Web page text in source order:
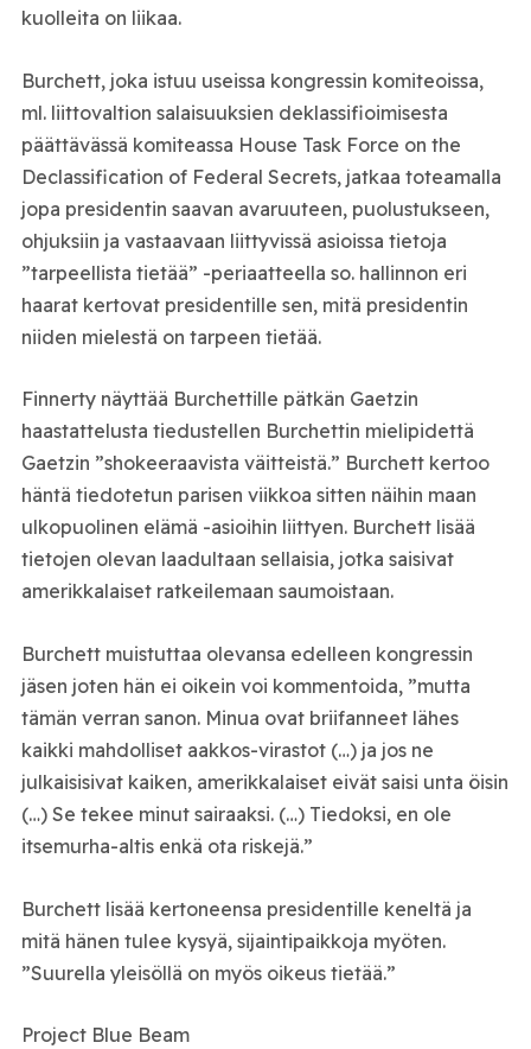
kuolleita on liikaa.
Burchett, joka istuu useissa kongressin komiteoissa,
ml. liittovaltion salaisuuksien deklassifioimisesta
päättävässä komiteassa House Task Force on the
Declassification of Federal Secrets, jatkaa toteamalla
jopa presidentin saavan avaruuteen, puolustukseen,
ohjuksiin ja vastaavaan liittyvissä asioissa tietoja
”tarpeellista tietää” -periaatteella so. hallinnon eri
haarat kertovat presidentille sen, mitä presidentin
niiden mielestä on tarpeen tietää.
Finnerty näyttää Burchettille pätkän Gaetzin
haastattelusta tiedustellen Burchettin mielipidettä
Gaetzin ”shokeeraavista väitteistä.” Burchett kertoo
häntä tiedotetun parisen viikkoa sitten näihin maan
ulkopuolinen elämä -asioihin liittyen. Burchett lisää
tietojen olevan laadultaan sellaisia, jotka saisivat
amerikkalaiset ratkeilemaan saumoistaan.
Burchett muistuttaa olevansa edelleen kongressin
jäsen joten hän ei oikein voi kommentoida, ”mutta
tämän verran sanon. Minua ovat briifanneet lähes
kaikki mahdolliset aakkos-virastot (…) ja jos ne
julkaisisivat kaiken, amerikkalaiset eivät saisi unta öisin
(…) Se tekee minut sairaaksi. (…) Tiedoksi, en ole
itsemurha-altis enkä ota riskejä.”
Burchett lisää kertoneensa presidentille keneltä ja
mitä hänen tulee kysyä, sijaintipaikkoja myöten.
”Suurella yleisöllä on myös oikeus tietää.”
Project Blue Beam